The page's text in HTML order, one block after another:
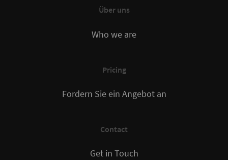
Über uns
Who we are
Pricing
Fordern Sie ein Angebot an
Contact
Get in Touch